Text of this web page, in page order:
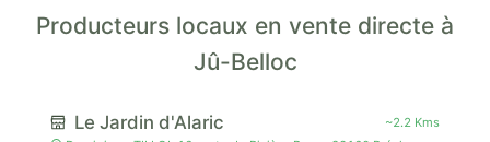
Producteurs locaux en vente directe à
Jû-Belloc
Le Jardin d'Alaric
~2.2 Kms